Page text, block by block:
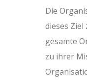
Die
dieses
gesamte
zu ihrer